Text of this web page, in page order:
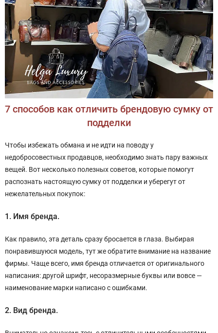
7 способов как отличить брендовую сумку от
подделки
Чтобы избежать обмана и не идти на поводу у
недобросовестных продавцов, необходимо знать пару важных
вещей. Вот несколько полезных советов, которые помогут
распознать настоящую сумку от подделки и уберегут от
нежелательных покупок:
1. Имя бренда.
Как правило, эта деталь сразу бросается в глаза. Выбирая
понравившуюся модель, тут же обратите внимание на название
фирмы. Чаще всего, имя бренда отличается от оригинального
написания: другой шрифт, несоразмерные буквы или вовсе —
наименование марки написано с ошибками.
2. Вид бренда.